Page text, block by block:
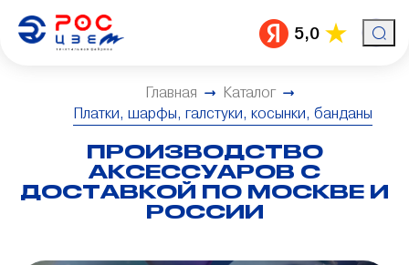
5,0
Главная
Каталог
Платки, шарфы, галстуки, косынки, банданы
ПРОИЗВОДСТВО
АКСЕССУАРОВ С
ДОСТАВКОЙ ПО МОСКВЕ И
РОССИИ